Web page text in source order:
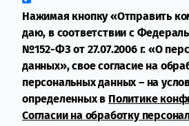
Нажимая кнопку «Отправить
даю, в соответствии с
№152-ФЗ от 27.07.2006 г. «О
данных», свое согласие на
персональных данных – на
определенных в Политике
Согласии на обработку